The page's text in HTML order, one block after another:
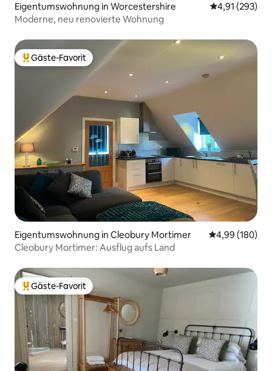
Eigentumswohnung in Worcestershire
4,91 (293)
Moderne, neu renovierte Wohnung
Beliebter Gäste-Favorit.
Gäste-Favorit
Eigentumswohnung in Cleobury Mortimer
4,99 (180)
Cleobury Mortimer: Ausflug aufs Land
Beliebter Gäste-Favorit.
Gäste-Favorit